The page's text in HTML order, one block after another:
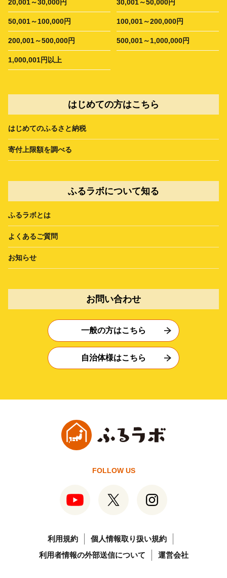
20,001～30,000円 30,001～50,000円
50,001～100,000円 100,001～200,000円
200,001～500,000円 500,001～1,000,000円
1,000,001円以上
はじめての方はこちら
はじめてのふるさと納税
寄付上限額を調べる
ふるラボについて知る
ふるラボとは
よくあるご質問
お知らせ
お問い合わせ
一般の方はこちら
自治体様はこちら
FOLLOW US
利用規約
個人情報取り扱い規約
利用者情報の外部送信について
運営会社